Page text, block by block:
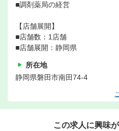
■調剤薬局の経営
【店舗展開】
■店舗数：1店舗
■店舗展開：静岡県
所在地
静岡県磐田市南田74-4
この求人に興味